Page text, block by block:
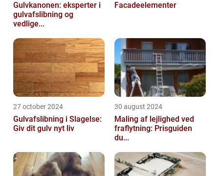
Gulvkanonen: eksperter i
gulvafslibning og
vedlige...
Facadeelementer
27 october 2024
Gulvafslibning i Slagelse:
Giv dit gulv nyt liv
30 august 2024
Maling af lejlighed ved
fraflytning: Prisguiden
du...